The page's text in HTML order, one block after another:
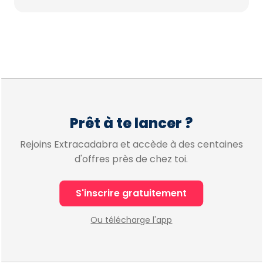
Prêt à te lancer ?
Rejoins Extracadabra et accède à des centaines
d'offres près de chez toi.
S'inscrire gratuitement
Ou télécharge l'app